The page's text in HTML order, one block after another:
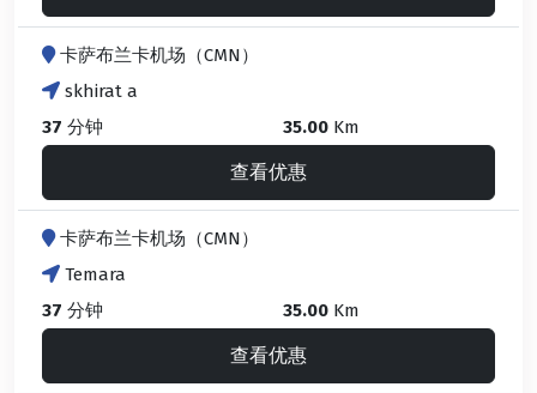
卡萨布兰卡机场（CMN）
skhirat a
37 分钟 35.00 Km
查看优惠
卡萨布兰卡机场（CMN）
Temara
37 分钟 35.00 Km
查看优惠